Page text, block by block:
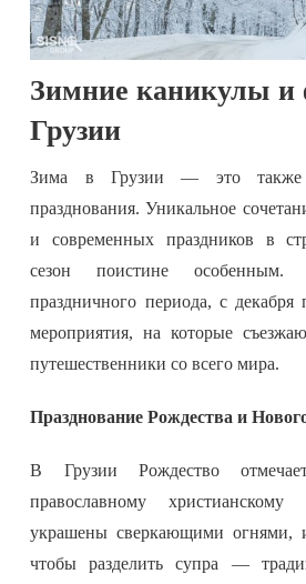
Зимние каникулы и
Грузии
Зима в Грузии — это также
празднования. Уникальное
и современных праздников в
сезон поистине
праздничного периода, с декабря
мероприятия, на которые
путешественники со всего мира.
Празднование Рождества и
В Грузии Рождество
православному
украшены сверкающими огнями,
чтобы разделить супра —